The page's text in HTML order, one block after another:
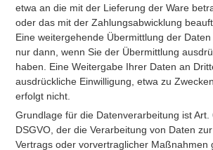
etwa an die mit der Lieferung der Ware
oder das mit der Zahlungsabwicklung
Eine weitergehende Übermittlung der
nur dann, wenn Sie der Übermittlung
haben. Eine Weitergabe Ihrer Daten an
ausdrückliche Einwilligung, etwa zu
erfolgt nicht.
Grundlage für die Datenverarbeitung ist Art.
DSGVO, der die Verarbeitung von Daten
Vertrags oder vorvertraglicher Maßnahmen